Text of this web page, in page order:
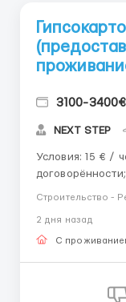
3100-
NEXT STEP
Условия: 15 € / час; Пн. - Пт. 9-11 час / день, сб. - по
договорённости; Жилье предоставляется бесплатно
каркасов (желательно
гипсокартона,...
Строительство -
2 дня назад
С